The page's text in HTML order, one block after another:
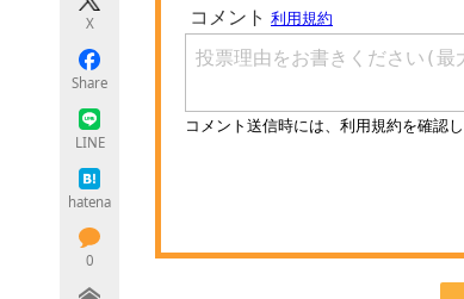
X
Share
LINE
hatena
0